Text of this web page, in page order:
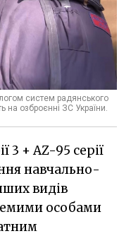
систем радянського
на озброєнні ЗС України.
3 + AZ-95 серії
навчально-
видів
особами